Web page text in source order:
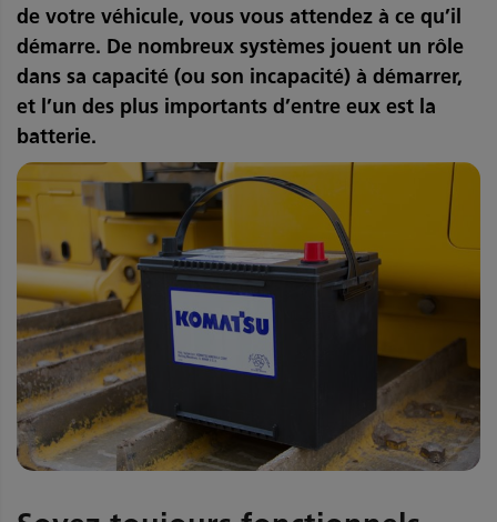
de votre véhicule, vous vous attendez à ce qu’il
démarre. De nombreux systèmes jouent un rôle
dans sa capacité (ou son incapacité) à démarrer,
et l’un des plus importants d’entre eux est la
batterie.